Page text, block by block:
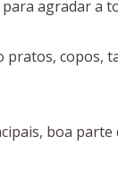
agradar a
copos,
boa